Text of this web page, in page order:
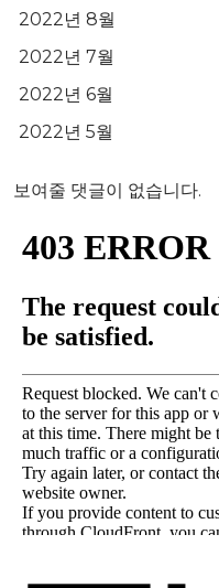
2022년 8월
2022년 7월
2022년 6월
2022년 5월
보여줄 댓글이 없습니다.